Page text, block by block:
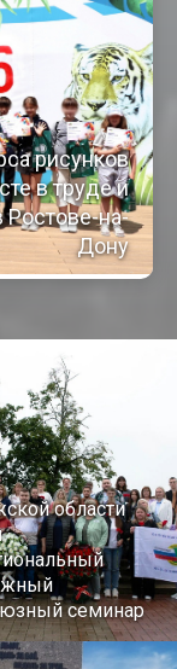
рисунков
в труде и
Ростове-на-
Дону
области
семинар